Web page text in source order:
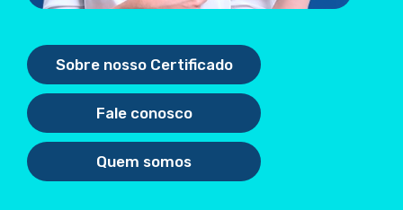
Sobre nosso Certificado
Fale conosco
Quem somos